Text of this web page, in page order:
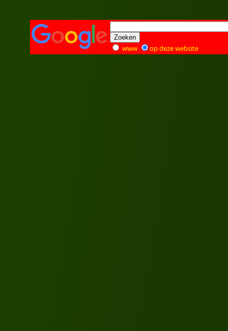
www op deze website